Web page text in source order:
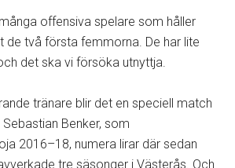
offensiva spelare som håller
de två första femmorna. De har lite
det ska vi försöka utnyttja.
tränare blir det en speciell match
Benker, som
2016–18, numera lirar där sedan
tre säsonger i Västerås. Och